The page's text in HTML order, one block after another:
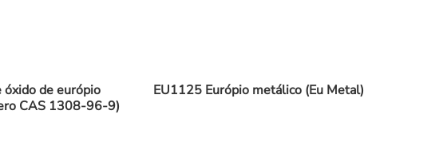
óxido de európio
CAS 1308-96-9)
EU1125 Európio metálico (Eu Metal)